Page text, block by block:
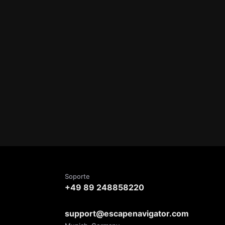
Soporte
+49 89 248858220
support@escapenavigator.com